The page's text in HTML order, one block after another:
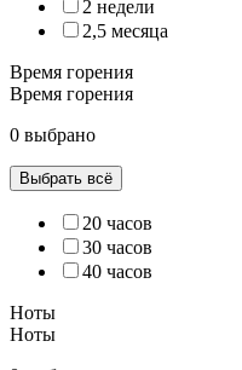
2 недели
2,5 месяца
Время горения
Время горения
0 выбрано
Выбрать всё
20 часов
30 часов
40 часов
Ноты
Ноты